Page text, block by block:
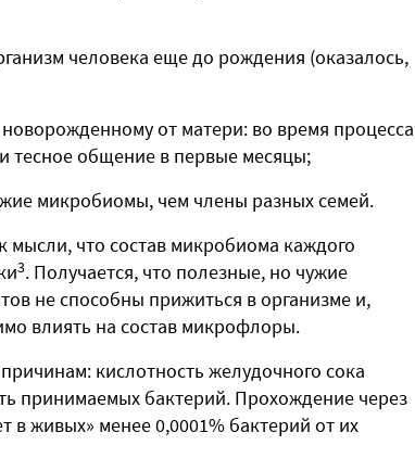
человека еще до рождения (оказалось,
от матери: во время процесса
тесное общение в первые месяцы;
микробиомы, чем члены разных семей.
мысли, что состав микробиома каждого
3. Получается, что полезные, но чужие
не способны прижиться в организме и,
влиять на состав микрофлоры.
кислотность желудочного сока
принимаемых бактерий. Прохождение через
в живых» менее 0,0001% бактерий от их